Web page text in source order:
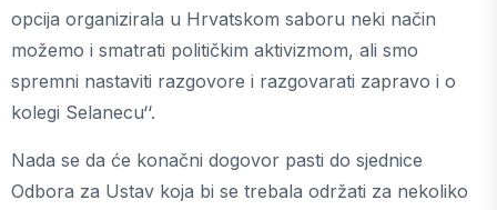
opcija organizirala u Hrvatskom saboru neki način
možemo i smatrati političkim aktivizmom, ali smo
spremni nastaviti razgovore i razgovarati zapravo i o
kolegi Selanecu‘‘.
Nada se da će konačni dogovor pasti do sjednice
Odbora za Ustav koja bi se trebala održati za nekoliko